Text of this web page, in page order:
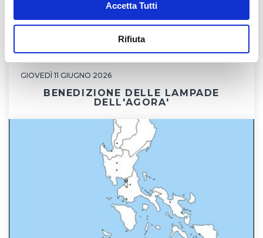
Accetta Tutti
Rifiuta
GIOVEDÌ 11 GIUGNO 2026
BENEDIZIONE DELLE LAMPADE
DELL'AGORA'